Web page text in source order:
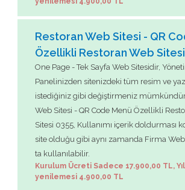
Restoran Web Sitesi - QR
Özellikli Restoran Web
One Page - Tek Sayfa Web Sitesidir,
Panelinizden sitenizdeki tüm resim ve
istediğiniz gibi değiştirmeniz
Web Sitesi - QR Code Menü Özellikli
Sitesi 0355, Kullanımı içerik doldurması
site olduğu gibi aynı zamanda Firma
ta kullanılabilir.
Kurulum Ücreti Sadece 17.900,00 TL,
yenilemesi 4.900,00 TL